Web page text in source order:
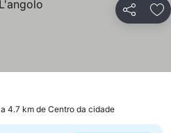
Partilhar
a 4.7 km de Centro da cidade